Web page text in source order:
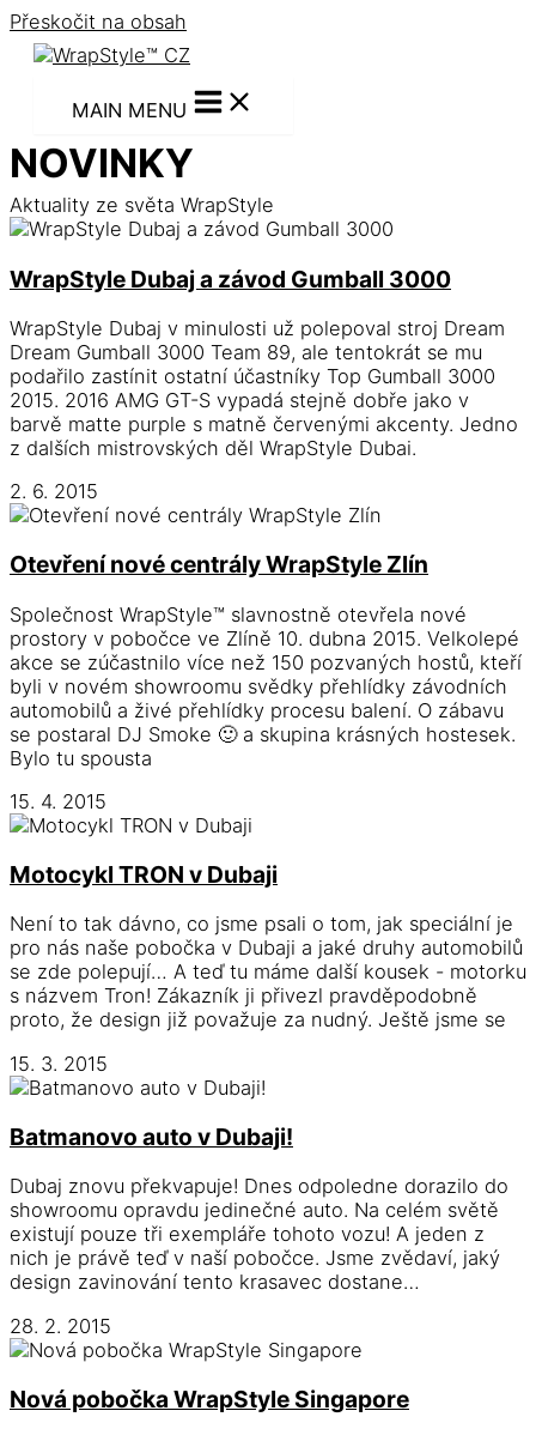
Přeskočit na obsah
MAIN MENU
NOVINKY
Aktuality ze světa WrapStyle
WrapStyle Dubaj a závod Gumball 3000
WrapStyle Dubaj v minulosti už polepoval stroj Dream
Dream Gumball 3000 Team 89, ale tentokrát se mu
podařilo zastínit ostatní účastníky Top Gumball 3000
2015. 2016 AMG GT-S vypadá stejně dobře jako v
barvě matte purple s matně červenými akcenty. Jedno
z dalších mistrovských děl WrapStyle Dubai.
2. 6. 2015
Otevření nové centrály WrapStyle Zlín
Společnost WrapStyle™ slavnostně otevřela nové
prostory v pobočce ve Zlíně 10. dubna 2015. Velkolepé
akce se zúčastnilo více než 150 pozvaných hostů, kteří
byli v novém showroomu svědky přehlídky závodních
automobilů a živé přehlídky procesu balení. O zábavu
se postaral DJ Smoke 🙂 a skupina krásných hostesek.
Bylo tu spousta
15. 4. 2015
Motocykl TRON v Dubaji
Není to tak dávno, co jsme psali o tom, jak speciální je
pro nás naše pobočka v Dubaji a jaké druhy automobilů
se zde polepují… A teď tu máme další kousek - motorku
s názvem Tron! Zákazník ji přivezl pravděpodobně
proto, že design již považuje za nudný. Ještě jsme se
15. 3. 2015
Batmanovo auto v Dubaji!
Dubaj znovu překvapuje! Dnes odpoledne dorazilo do
showroomu opravdu jedinečné auto. Na celém světě
existují pouze tři exempláře tohoto vozu! A jeden z
nich je právě teď v naší pobočce. Jsme zvědaví, jaký
design zavinování tento krasavec dostane…
28. 2. 2015
Nová pobočka WrapStyle Singapore